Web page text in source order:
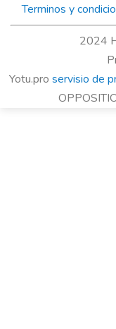
Terminos y
2024
Yotu.pro servisio de